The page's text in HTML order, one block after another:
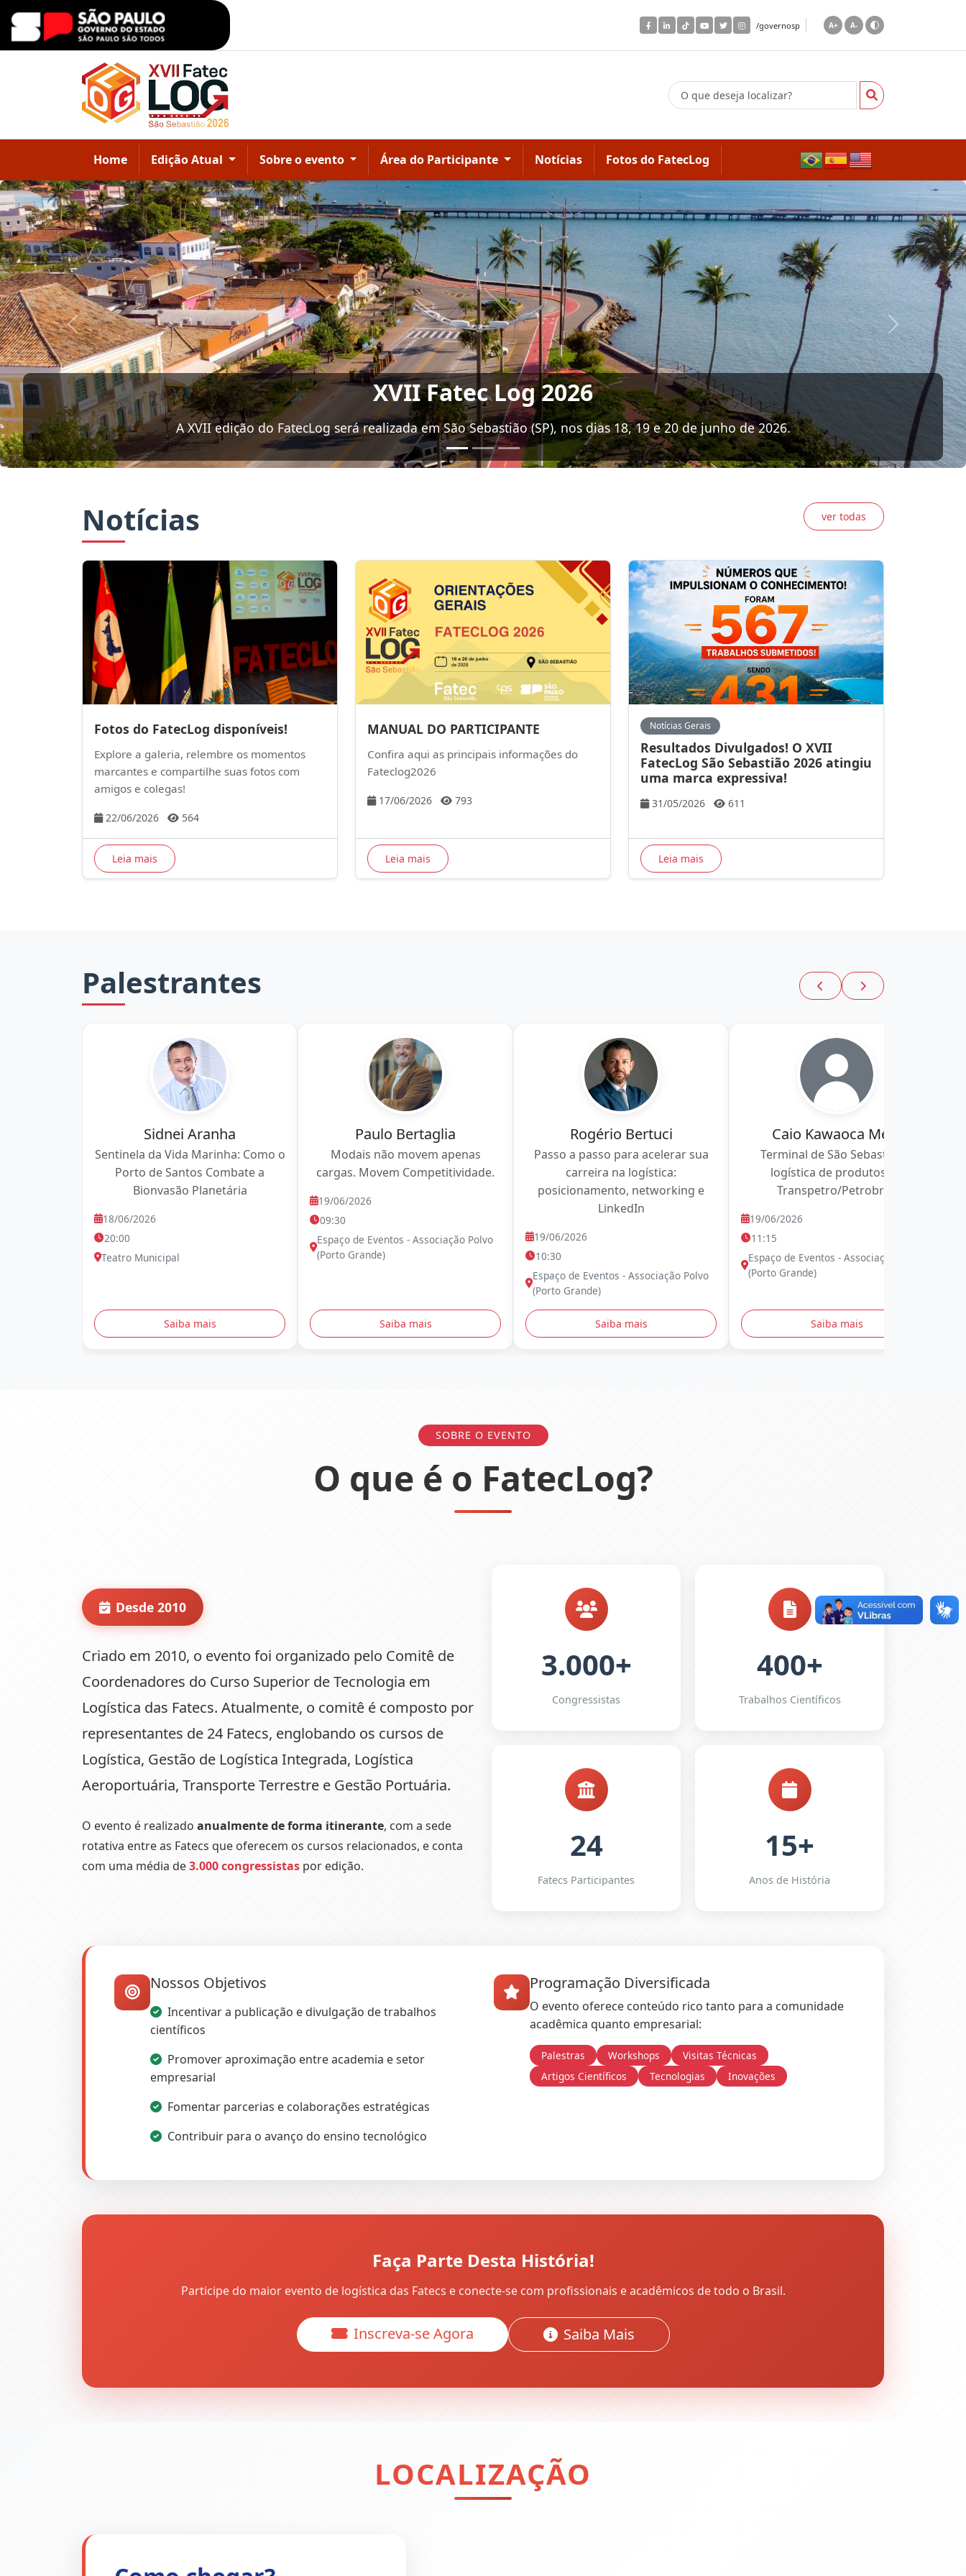
/governosp A+ A-
Home Edição Atual Sobre o evento Área do Participante Notícias Fotos do FatecLog
XVII Fatec Log 2026
“Logística Azul e Conectividade Multimodal: Integração Logística, Inovação e Sustentabilidade para um Futuro em Rede”
Notícias ver todas
Fotos do FatecLog disponíveis!
Explore a galeria, relembre os momentos
marcantes e compartilhe suas fotos com
amigos e colegas!
22/06/2026 564
Leia mais
MANUAL DO PARTICIPANTE
Confira aqui as principais informações do
Fateclog2026
17/06/2026 793
Leia mais
Notícias Gerais
Resultados Divulgados! O XVII
FatecLog São Sebastião 2026 atingiu
uma marca expressiva!
31/05/2026 611
Leia mais
Palestrantes
Sidnei Aranha
Sentinela da Vida Marinha: Como o
Porto de Santos Combate a
Bionvasão Planetária
18/06/2026
20:00
Teatro Municipal
Saiba mais
Paulo Bertaglia
Modais não movem apenas
cargas. Movem Competitividade.
19/06/2026
09:30
Espaço de Eventos - Associação Polvo
(Porto Grande)
Saiba mais
Rogério Bertuci
Passo a passo para acelerar sua
carreira na logística:
posicionamento, networking e
LinkedIn
19/06/2026
10:30
Espaço de Eventos - Associação Polvo
(Porto Grande)
Saiba mais
Caio Kawaoca Melo
Terminal de São Sebastião e
logística de produtos na
Transpetro/Petrobras
19/06/2026
11:15
Espaço de Eventos - Associação Polvo
(Porto Grande)
Saiba mais
SOBRE O EVENTO
O que é o FatecLog?
Desde 2010
Criado em 2010, o evento foi organizado pelo Comitê de
Coordenadores do Curso Superior de Tecnologia em
Logística das Fatecs. Atualmente, o comitê é composto por
representantes de 24 Fatecs, englobando os cursos de
Logística, Gestão de Logística Integrada, Logística
Aeroportuária, Transporte Terrestre e Gestão Portuária.
O evento é realizado anualmente de forma itinerante, com a sede
rotativa entre as Fatecs que oferecem os cursos relacionados, e conta
com uma média de3.000 congressistas por edição.
3.000+
Congressistas
400+
Trabalhos Científicos
24
Fatecs Participantes
15+
Anos de História
Nossos Objetivos
Incentivar a publicação e divulgação de trabalhos
científicos
Promover aproximação entre academia e setor
empresarial
Fomentar parcerias e colaborações estratégicas
Contribuir para o avanço do ensino tecnológico
Programação Diversificada
O evento oferece conteúdo rico tanto para a comunidade
acadêmica quanto empresarial:
Palestras Workshops
Visitas Técnicas
Artigos Científicos
Tecnologias Inovações
Faça Parte Desta História!
Participe do maior evento de logística das Fatecs e conecte-se com profissionais e acadêmicos de todo o Brasil.
Inscreva-se Agora Saiba Mais
LOCALIZAÇÃO